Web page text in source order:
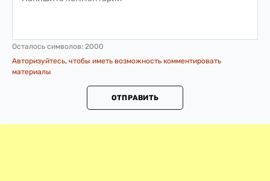
Осталось символов: 2000
Авторизуйтесь, чтобы иметь возможность комментировать
материалы
ОТПРАВИТЬ